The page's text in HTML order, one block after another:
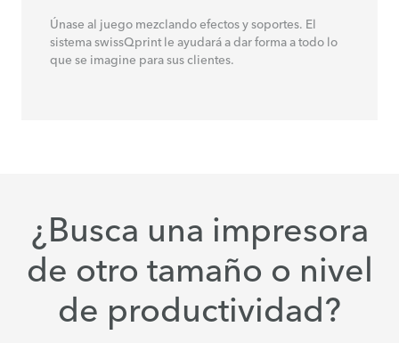
Únase al juego mezclando efectos y soportes. El
sistema swissQprint le ayudará a dar forma a todo lo
que se imagine para sus clientes.
¿Busca una impresora
de otro tamaño o nivel
de productividad?